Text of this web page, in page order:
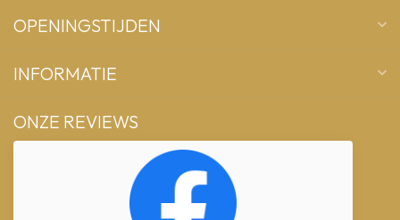
OPENINGSTIJDEN
INFORMATIE
ONZE REVIEWS